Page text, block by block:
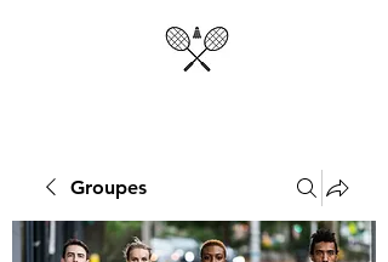
Groupes